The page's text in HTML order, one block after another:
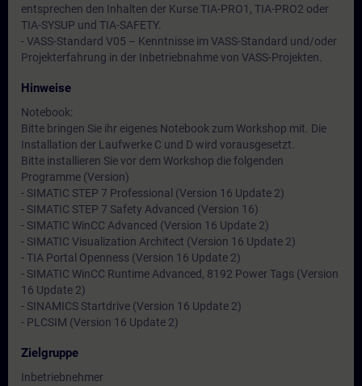
entsprechen den Inhalten der Kurse TIA-PRO1, TIA-PRO2 oder
TIA-SYSUP und TIA-SAFETY.
- VASS-Standard V05 – Kenntnisse im VASS-Standard und/oder
Projekterfahrung in der Inbetriebnahme von VASS-Projekten.
Hinweise
Notebook:
Bitte bringen Sie ihr eigenes Notebook zum Workshop mit. Die
Installation der Laufwerke C und D wird vorausgesetzt.
Bitte installieren Sie vor dem Workshop die folgenden
Programme (Version)
- SIMATIC STEP 7 Professional (Version 16 Update 2)
- SIMATIC STEP 7 Safety Advanced (Version 16)
- SIMATIC WinCC Advanced (Version 16 Update 2)
- SIMATIC Visualization Architect (Version 16 Update 2)
- TIA Portal Openness (Version 16 Update 2)
- SIMATIC WinCC Runtime Advanced, 8192 Power Tags (Version
16 Update 2)
- SINAMICS Startdrive (Version 16 Update 2)
- PLCSIM (Version 16 Update 2)
Zielgruppe
Inbetriebnehmer